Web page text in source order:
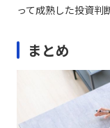
って成熟した投資判
まとめ